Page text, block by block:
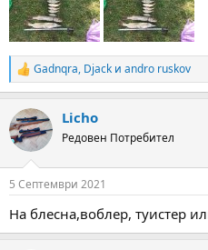
R
e
c
t
i
s
Gadnqra, Djack и andro ruskov
Licho
Редовен Потребител
5 Септември 2021
На блесна,воблер, туистер